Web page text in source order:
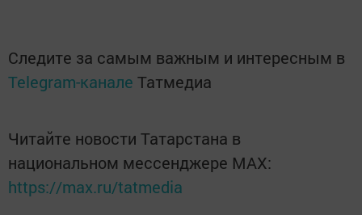
Следите за самым важным и интересным в
Telegram-канале Татмедиа
Читайте новости Татарстана в
национальном мессенджере MАХ:
https://max.ru/tatmedia